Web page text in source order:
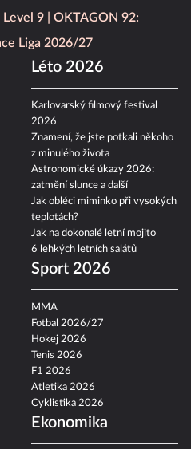
Level 9
OKTAGON 92:
Liga 2026/27
Léto 2026
Karlovarský filmový festival
2026
Znamení, že jste potkali někoho
z minulého života
Astronomické úkazy 2026:
zatmění slunce a další
Jak obléci miminko při vysokých
teplotách?
Jak na dokonalé letní mojito
6 lehkých letních salátů
Sport 2026
MMA
Fotbal 2026/27
Hokej 2026
Tenis 2026
F1 2026
Atletika 2026
Cyklistika 2026
Ekonomika